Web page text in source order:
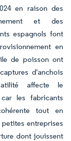
en raison des
et des
espagnols font
en
de poisson ont
d'anchois
affecte le
les fabricants
tout en
entreprises
dont jouissent